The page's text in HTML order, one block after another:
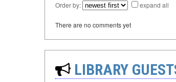
Order by: expand all
There are no comments yet
LIBRARY